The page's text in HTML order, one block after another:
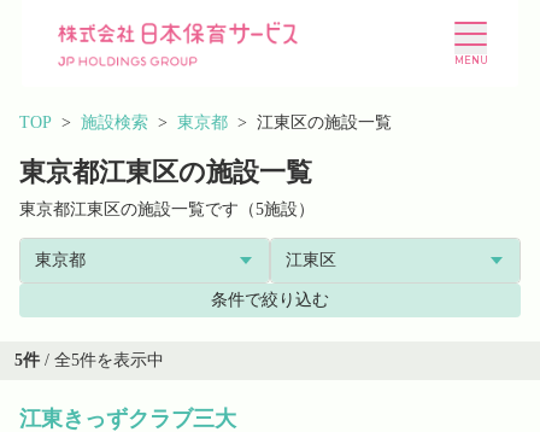
会社概要
TOP 施設検索 東京都 江東区の施設一覧
東京都江東区の施設一覧
東京都江東区の施設一覧です（5施設）
条件で絞り込む
5件 / 全5件を表示中
江東きっずクラブ三大